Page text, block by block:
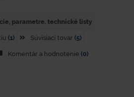
parametre. technické listy
(1) Súvisiaci tovar (5)
Komentár a hodnotenie (0)